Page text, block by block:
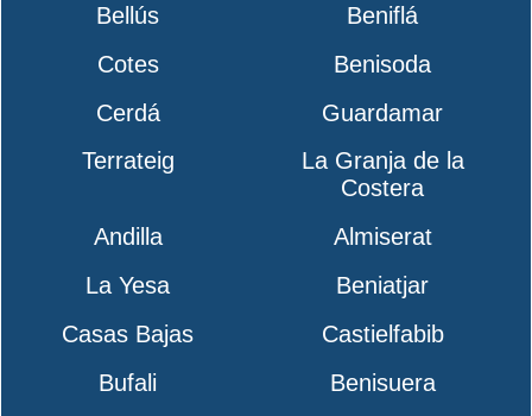
Bellús
Beniflá
Cotes
Benisoda
Cerdá
Guardamar
Terrateig
La Granja de la
Costera
Andilla
Almiserat
La Yesa
Beniatjar
Casas Bajas
Castielfabib
Bufali
Benisuera